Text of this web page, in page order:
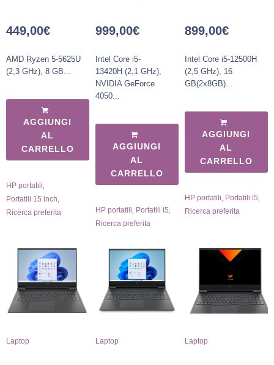
449,00€
AMD Ryzen 5-5625U
(2,3 GHz), 8 GB...
AGGIUNGI
AL
CARRELLO
HP portatili
Portatili 15 inch
Ricerca preferita
999,00€
Intel Core i5-
13420H (2,1 GHz),
NVIDIA GeForce
4050...
AGGIUNGI
AL
CARRELLO
HP portatili Portatili i5
Ricerca preferita
899,00€
Intel Core i5-12500H
(2,5 GHz), 16
GB(2x8GB)...
AGGIUNGI
AL
CARRELLO
HP portatili Portatili i5
Ricerca preferita
Laptop Laptop Laptop